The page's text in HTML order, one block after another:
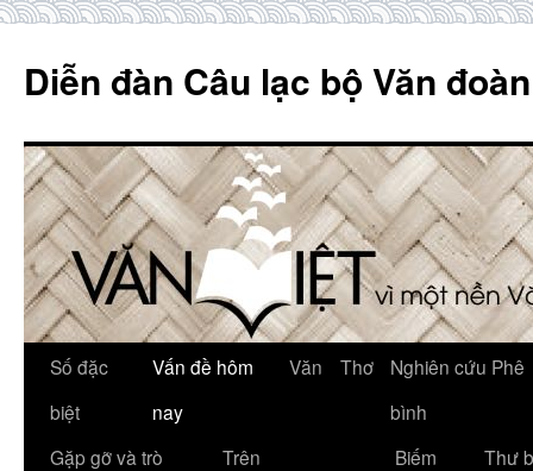
content
Diễn đàn Câu lạc bộ Văn
Số đặc
biệt
Vấn đề hôm
nay
Văn Thơ
Nghiên cứu Phê
bình
Gặp gỡ và trò
Trên
Biếm
Thư